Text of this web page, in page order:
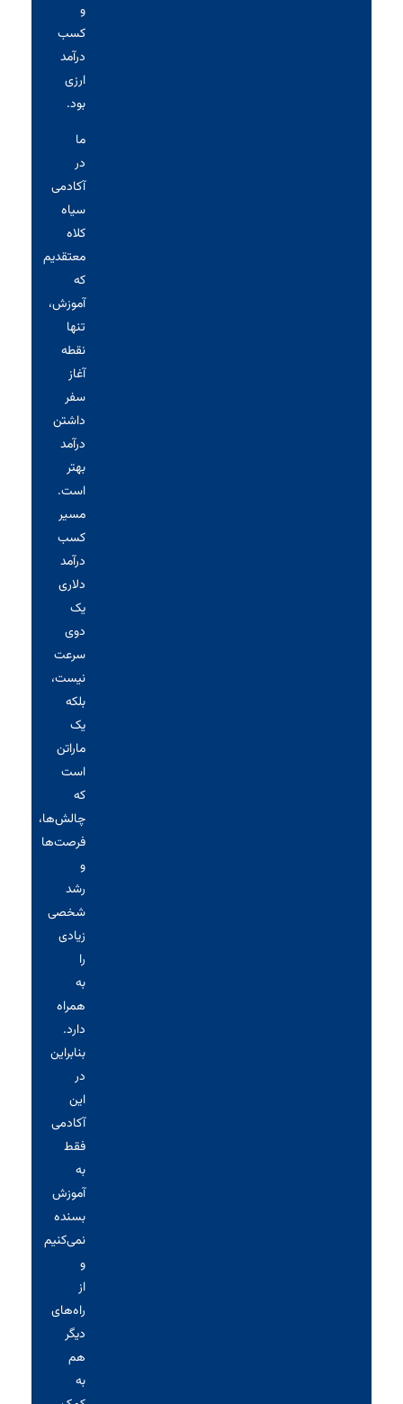
و
کسب
درآمد
ارزی
بود.
ما
در
آکادمی
سیاه‌
کلاه
معتقدیم
که
آموزش،
تنها
نقطه
آغاز
سفر
داشتن
درآمد
بهتر
است.
مسیر
کسب
درآمد
دلاری
یک
دوی
سرعت
نیست،
بلکه
یک
ماراتن
است
که
چالش‌ها،
فرصت‌ها
و
رشد
شخصی
زیادی
را
به
همراه
دارد.
بنابراین
در
این
آکادمی
فقط
به
آموزش
بسنده
نمی‌کنیم
و
از
راه‌های
دیگر
هم
به